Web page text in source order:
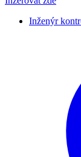
Inženýr